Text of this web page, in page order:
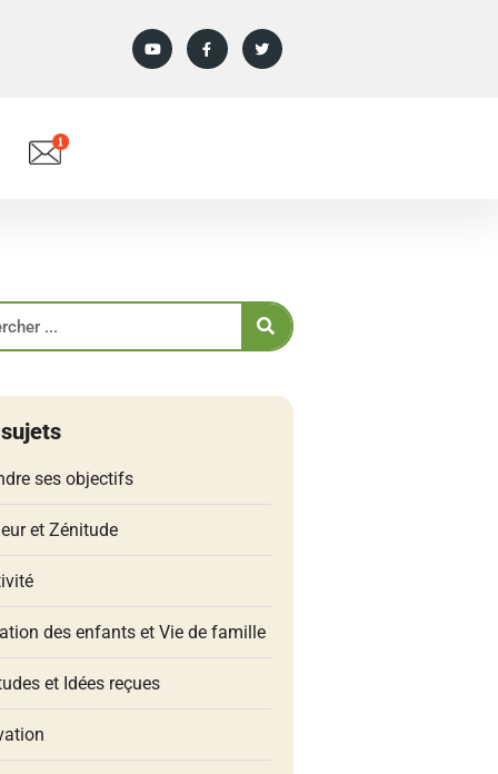
ses objectifs
et Zénitude
des enfants et Vie de famille
et Idées reçues